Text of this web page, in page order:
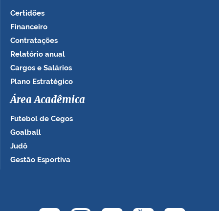
Certidões
Financeiro
Contratações
Relatório anual
Cargos e Salários
Plano Estratégico
Área Acadêmica
Futebol de Cegos
Goalball
Judô
Gestão Esportiva